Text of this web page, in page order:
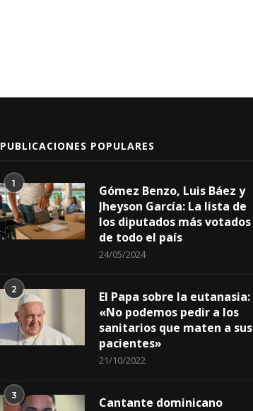
PUBLICACIONES POPULARES
1
Gómez Benzo, Luis Báez y
Jheyson García: La lista de
los diputados más votados
de todo el país
24/05/2024
2
El Papa sobre la eutanasia:
«No podemos pedir a los
sanitarios que maten a sus
pacientes»
21/10/2022
3
Cantante dominicano